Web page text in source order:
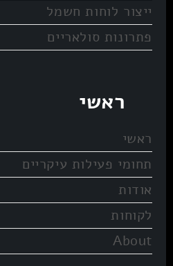
ייצור לוחות חשמל
פתרונות סולאריים
ראשי
ראשי
תחומי פעילות עיקריים
אודות
לקוחות
About